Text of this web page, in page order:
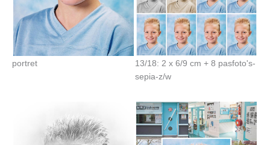
portret
13/18: 2 x 6/9 cm + 8 pasfoto's-
sepia-z/w